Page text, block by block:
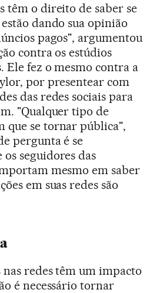
têm o direito de saber se
dando sua opinião
pagos", argumentou
contra os estúdios
fez o mesmo contra a
por presentear com
das redes sociais para
"Qualquer tipo de
que se tornar pública",
pergunta é se
seguidores das
mesmo em saber
em suas redes são
nas redes têm um impacto
é necessário tornar